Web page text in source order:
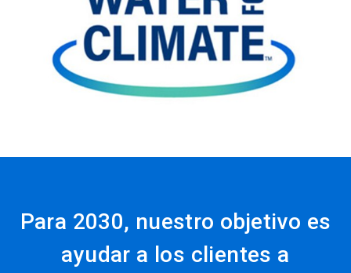
Para 2030, nuestro objetivo es
ayudar a los clientes a